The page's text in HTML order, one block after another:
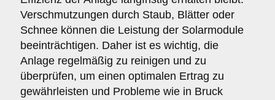
Verschmutzungen durch Staub, Blätter oder
Schnee können die Leistung der Solarmodule
beeinträchtigen. Daher ist es wichtig, die
Anlage regelmäßig zu reinigen und zu
überprüfen, um einen optimalen Ertrag zu
gewährleisten und Probleme wie in Bruck